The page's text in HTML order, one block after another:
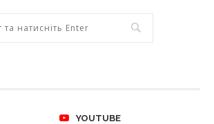
YOUTUBE